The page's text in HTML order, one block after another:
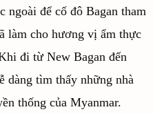
ngoài để cố đô Bagan tham
làm cho hương vị ẩm thực
đi từ New Bagan đến
dàng tìm thấy những nhà
thống của Myanmar.